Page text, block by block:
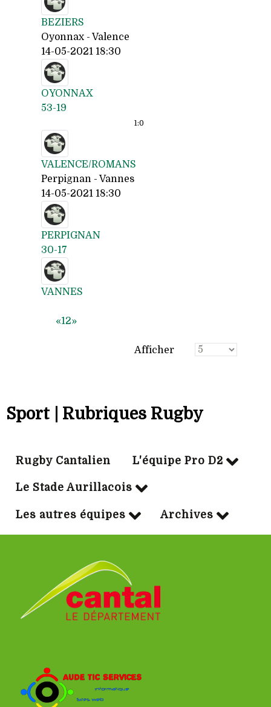
BEZIERS
Oyonnax - Valence
14-05-2021 18:30
OYONNAX
53-19
1:0
VALENCE/ROMANS
Perpignan - Vannes
14-05-2021 18:30
PERPIGNAN
30-17
VANNES
«12»
Afficher
Sport | Rubriques Rugby
Rugby Cantalien L'équipe Pro D2
Le Stade Aurillacois
Les autres équipes Archives